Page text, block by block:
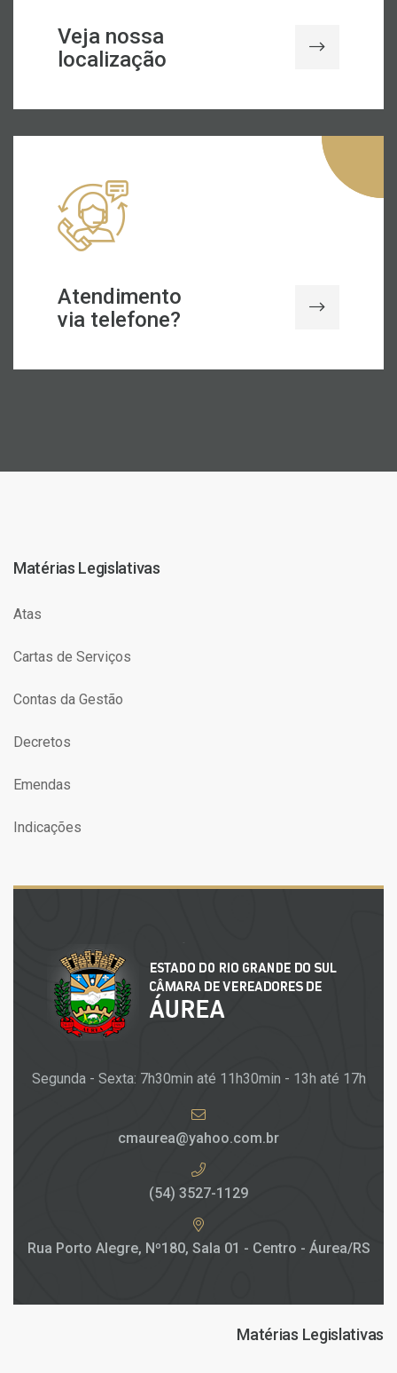
Veja nossa
localização
Atendimento
via telefone?
Matérias Legislativas
Atas
Cartas de Serviços
Contas da Gestão
Decretos
Emendas
Indicações
Segunda - Sexta: 7h30min até 11h30min - 13h até 17h
cmaurea@yahoo.com.br
(54) 3527-1129
Rua Porto Alegre, Nº180, Sala 01 - Centro - Áurea/RS
Matérias Legislativas